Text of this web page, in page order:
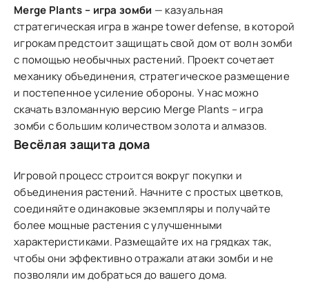
Merge Plants – игра зомби — казуальная
стратегическая игра в жанре tower defense, в которой
игрокам предстоит защищать свой дом от волн зомби
с помощью необычных растений. Проект сочетает
механику объединения, стратегическое размещение
и постепенное усиление обороны. У нас можно
скачать взломанную версию Merge Plants – игра
зомби с большим количеством золота и алмазов.
Весёлая защита дома
Игровой процесс строится вокруг покупки и
объединения растений. Начните с простых цветков,
соединяйте одинаковые экземпляры и получайте
более мощные растения с улучшенными
характеристиками. Размещайте их на грядках так,
чтобы они эффективно отражали атаки зомби и не
позволяли им добраться до вашего дома.